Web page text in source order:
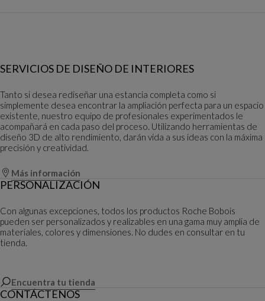
SERVICIOS DE DISEÑO DE INTERIORES
Tanto si desea rediseñar una estancia completa como si
simplemente desea encontrar la ampliación perfecta para un espacio
existente, nuestro equipo de profesionales experimentados le
acompañará en cada paso del proceso. Utilizando herramientas de
diseño 3D de alto rendimiento, darán vida a sus ideas con la máxima
precisión y creatividad.
Más información
PERSONALIZACIÓN
Con algunas excepciones, todos los productos Roche Bobois
pueden ser personalizados y realizables en una gama muy amplia de
materiales, colores y dimensiones. No dudes en consultar en tu
tienda.
Encuentra tu tienda
CONTÁCTENOS